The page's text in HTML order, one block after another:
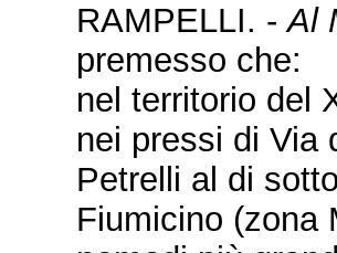
RAMPELLI. -Al
premesso che:
nel territorio del
nei pressi di Via
Petrelli al di
Fiumicino (zona